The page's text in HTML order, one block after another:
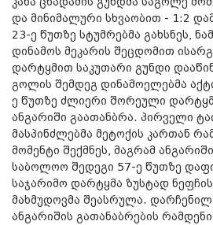
კახა ცხადაძის გუნდმა საგოლე
და მინიმალური სხვაობით - 1:2
23-ე წუთზე სტუმრებმა გახსნეს,
დინამოს მეკარის შეცდომით
დარტყმით საკუთარი გუნდი
გოლის შემდეგ დინამოელებმა
ე წუთზე ძლიერი შორეული
ანგარიში გაათანბრა. პირველი
მასპინძლებმა მეტოქის კართან
მომენტი შექმნეს, მაგრამ
საბოლოო შედეგი 57-ე წუთზე
საჯარიმო დარტყმა ზუსტად ნეფჩის
მახმუდოვმა შეასრულა.
ანგარიშის გათანაბრების